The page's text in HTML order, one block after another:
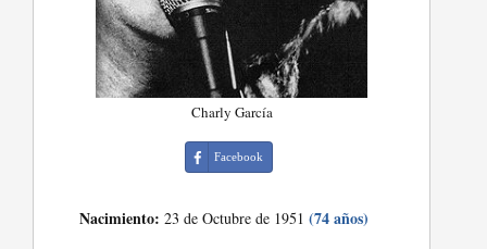
Charly García
Facebook
Nacimiento: 23 de Octubre de 1951(74 años)